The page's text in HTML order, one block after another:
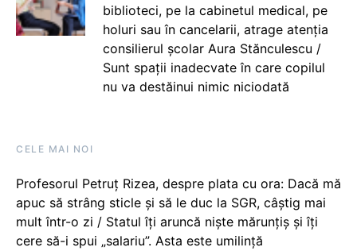
biblioteci, pe la cabinetul medical, pe
holuri sau în cancelarii, atrage atenția
consilierul școlar Aura Stănculescu /
Sunt spații inadecvate în care copilul
nu va destăinui nimic niciodată
CELE MAI NOI
Profesorul Petruț Rizea, despre plata cu ora: Dacă mă
apuc să strâng sticle și să le duc la SGR, câștig mai
mult într-o zi / Statul îți aruncă niște mărunțiș și îți
cere să-i spui „salariu”. Asta este umilință